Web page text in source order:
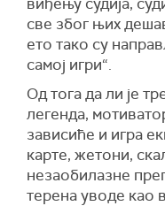
све због њих
ето тако су
самој игри“.
Од тога да ли је
легенда,
зависиће и игра
карте, жетони,
незаобилазне
терена уводе као